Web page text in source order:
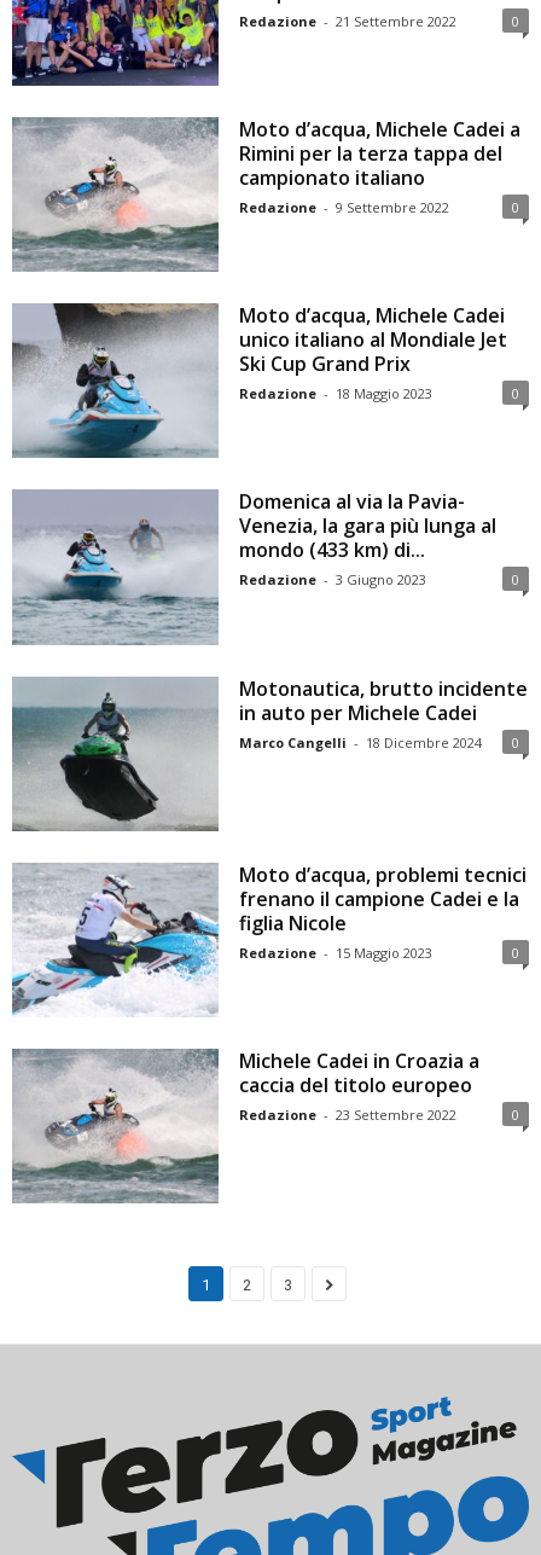
Redazione - 21 Settembre 2022 0
Moto d’acqua, Michele Cadei a
Rimini per la terza tappa del
campionato italiano
Redazione - 9 Settembre 2022 0
Moto d’acqua, Michele Cadei
unico italiano al Mondiale Jet
Ski Cup Grand Prix
Redazione - 18 Maggio 2023 0
Domenica al via la Pavia-
Venezia, la gara più lunga al
mondo (433 km) di...
Redazione - 3 Giugno 2023 0
Motonautica, brutto incidente
in auto per Michele Cadei
Marco Cangelli - 18 Dicembre 2024 0
Moto d’acqua, problemi tecnici
frenano il campione Cadei e la
figlia Nicole
Redazione - 15 Maggio 2023 0
Michele Cadei in Croazia a
caccia del titolo europeo
Redazione - 23 Settembre 2022 0
1 2 3